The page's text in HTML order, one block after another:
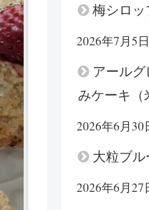
梅シロッ
2026年7月5日
アール
みケーキ（
2026年6月30
大粒ブ
2026年6月27